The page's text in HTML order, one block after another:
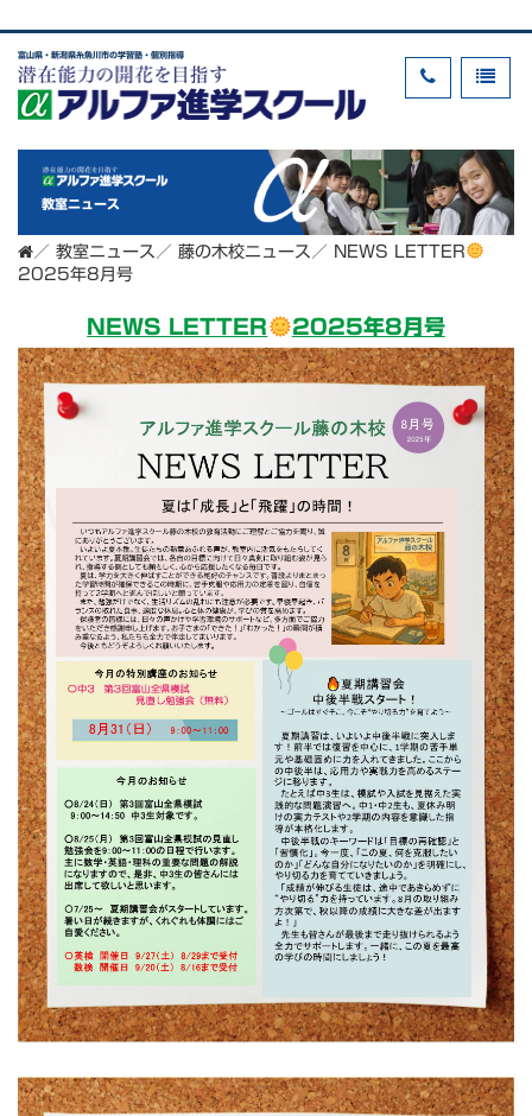
富山県・新潟県糸魚川市の学習塾・個別指導
教室ニュース
／ 教室ニュース ／ 藤の木校ニュース ／ NEWS LETTER
2025年8月号
NEWS LETTER 2025年8月号